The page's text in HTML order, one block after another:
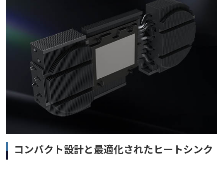
コンパクト設計と最適化されたヒートシンク